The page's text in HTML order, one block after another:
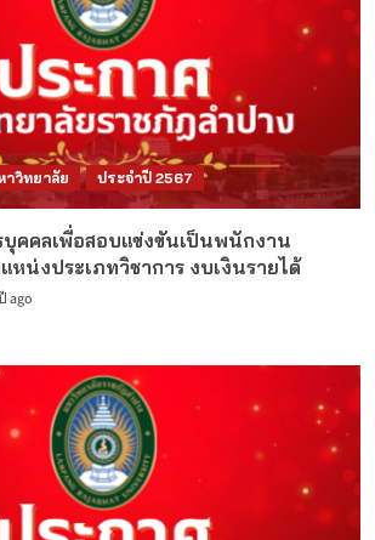
าวิทยาลัย ประจำปี 2567
บุคคลเพื่อสอบแข่งขันเป็นพนักงาน
หน่งประเภทวิชาการ งบเงินรายได้
ago